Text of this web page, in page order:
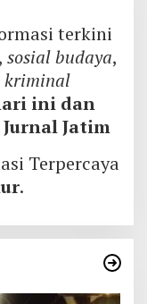
terkini
, sosial budaya,
kriminal
ini dan
Jurnal Jatim
Terpercaya
.